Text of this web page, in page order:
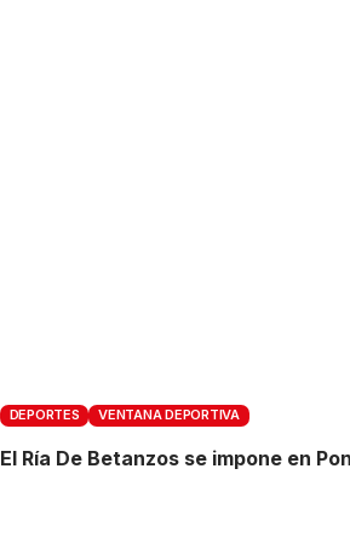
DEPORTES VENTANA DEPORTIVA
El Ría De Betanzos se impone en